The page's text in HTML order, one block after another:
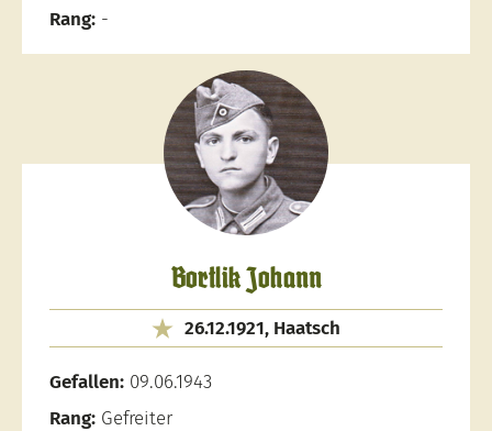
Rang: -
Bortlik Johann
26.12.1921, Haatsch
Gefallen: 09.06.1943
Rang: Gefreiter